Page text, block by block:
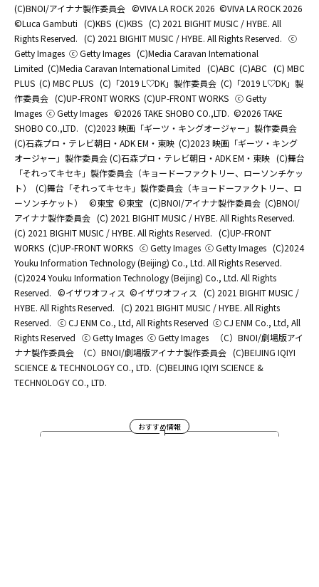
(C)BNOI/アイナナ製作委員会 ©️VIVA LA ROCK 2026 ©️VIVA LA ROCK 2026
©Luca Gambuti (C)KBS (C)KBS (C) 2021 BIGHIT MUSIC / HYBE. All
Rights Reserved. (C) 2021 BIGHIT MUSIC / HYBE. All Rights Reserved. ⓒ
Getty Images ⓒ Getty Images (C)Media Caravan International
Limited (C)Media Caravan International Limited (C)ABC (C)ABC (C) MBC
PLUS (C) MBC PLUS (C)「2019 L♡DK」製作委員会 (C)「2019 L♡DK」製
作委員会 (C)UP-FRONT WORKS (C)UP-FRONT WORKS ⓒ Getty
Images ⓒ Getty Images ©2026 TAKE SHOBO CO.,LTD. ©2026 TAKE
SHOBO CO.,LTD. (C)2023 映画「ギーツ・キングオージャー」製作委員会
(C)石森プロ・テレビ朝日・ADK EM・東映 (C)2023 映画「ギーツ・キング
オージャー」製作委員会 (C)石森プロ・テレビ朝日・ADK EM・東映 (C)舞台
「それってキセキ」製作委員会（キョードーファクトリー、ローソンチケッ
ト）
(C)舞台「それってキセキ」製作委員会（キョードーファクトリー、ロ
ーソンチケット）
©東宝 ©東宝 (C)BNOI/アイナナ製作委員会 (C)BNOI/
アイナナ製作委員会 (C) 2021 BIGHIT MUSIC / HYBE. All Rights Reserved.
(C) 2021 BIGHIT MUSIC / HYBE. All Rights Reserved. (C)UP-FRONT
WORKS (C)UP-FRONT WORKS ⓒ Getty Images ⓒ Getty Images (C)2024
Youku Information Technology (Beijing) Co., Ltd. All Rights Reserved.
(C)2024 Youku Information Technology (Beijing) Co., Ltd. All Rights
Reserved. ©イザワオフィス ©イザワオフィス
(C) 2021 BIGHIT MUSIC /
HYBE. All Rights Reserved. (C) 2021 BIGHIT MUSIC / HYBE. All Rights
Reserved. ⓒ CJ ENM Co., Ltd, All Rights Reserved ⓒ CJ ENM Co., Ltd, All
Rights Reserved ⓒ Getty Images ⓒ Getty Images
（C）BNOI/劇場版アイ
ナナ製作委員会
（C）BNOI/劇場版アイナナ製作委員会 (C)BEIJING IQIYI
SCIENCE & TECHNOLOGY CO., LTD. (C)BEIJING IQIYI SCIENCE &
TECHNOLOGY CO., LTD.
おすすめ情報